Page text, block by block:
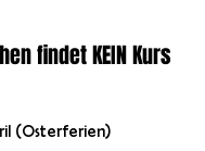
findet KEINKurs
(Osterferien)